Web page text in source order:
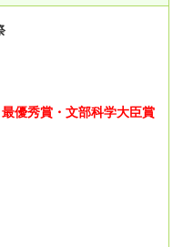
最優秀賞・文部科学大臣賞